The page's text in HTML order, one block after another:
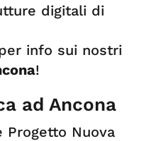
digitali di
info sui nostri
!
ad Ancona
Progetto Nuova